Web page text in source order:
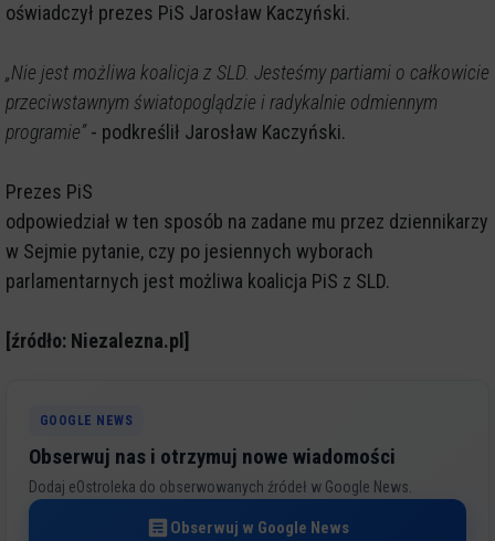
oświadczył prezes PiS Jarosław Kaczyński.
„Nie jest możliwa koalicja z SLD. Jesteśmy partiami o całkowicie
przeciwstawnym światopoglądzie i radykalnie odmiennym
programie”- podkreślił Jarosław Kaczyński.
Prezes PiS
odpowiedział w ten sposób na zadane mu przez dziennikarzy
w Sejmie pytanie, czy po jesiennych wyborach
parlamentarnych jest możliwa koalicja PiS z SLD.
[źródło: Niezalezna.pl]
GOOGLE NEWS
Obserwuj nas i otrzymuj nowe wiadomości
Dodaj eOstroleka do obserwowanych źródeł w Google News.
Obserwuj w Google News